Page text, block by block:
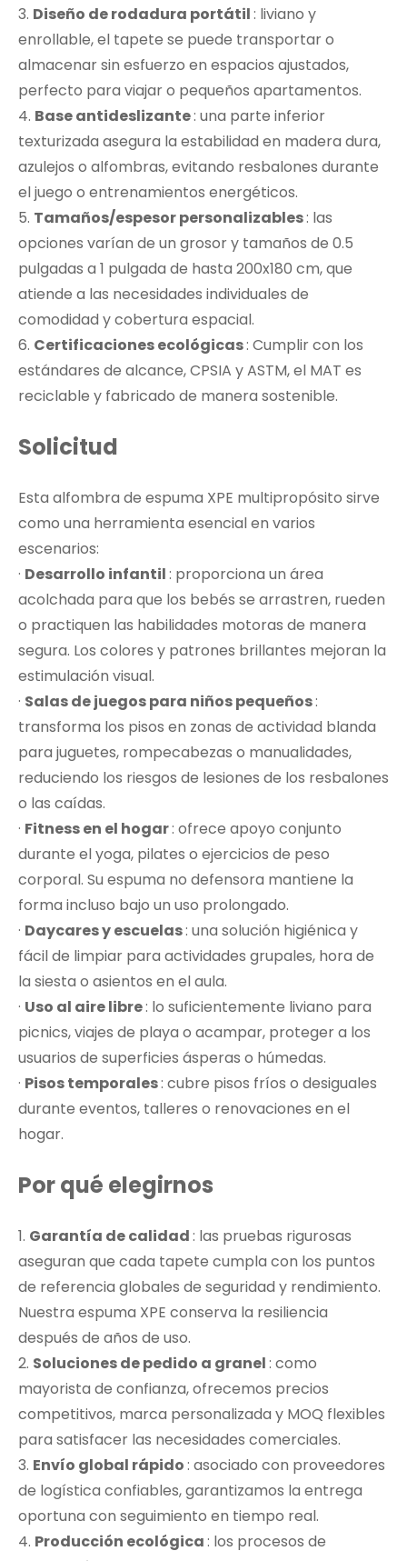
3. Diseño de rodadura portátil: liviano y
enrollable, el tapete se puede transportar o
almacenar sin esfuerzo en espacios ajustados,
perfecto para viajar o pequeños apartamentos.
4. Base antideslizante: una parte inferior
texturizada asegura la estabilidad en madera dura,
azulejos o alfombras, evitando resbalones durante
el juego o entrenamientos energéticos.
5. Tamaños/espesor personalizables: las
opciones varían de un grosor y tamaños de 0.5
pulgadas a 1 pulgada de hasta 200x180 cm, que
atiende a las necesidades individuales de
comodidad y cobertura espacial.
6. Certificaciones ecológicas: Cumplir con los
estándares de alcance, CPSIA y ASTM, el MAT es
reciclable y fabricado de manera sostenible.
Solicitud
Esta alfombra de espuma XPE multipropósito sirve
como una herramienta esencial en varios
escenarios:
· Desarrollo infantil: proporciona un área
acolchada para que los bebés se arrastren, rueden
o practiquen las habilidades motoras de manera
segura. Los colores y patrones brillantes mejoran la
estimulación visual.
· Salas de juegos para niños pequeños:
transforma los pisos en zonas de actividad blanda
para juguetes, rompecabezas o manualidades,
reduciendo los riesgos de lesiones de los resbalones
o las caídas.
· Fitness en el hogar: ofrece apoyo conjunto
durante el yoga, pilates o ejercicios de peso
corporal. Su espuma no defensora mantiene la
forma incluso bajo un uso prolongado.
· Daycares y escuelas: una solución higiénica y
fácil de limpiar para actividades grupales, hora de
la siesta o asientos en el aula.
· Uso al aire libre: lo suficientemente liviano para
picnics, viajes de playa o acampar, proteger a los
usuarios de superficies ásperas o húmedas.
· Pisos temporales: cubre pisos fríos o desiguales
durante eventos, talleres o renovaciones en el
hogar.
Por qué elegirnos
1. Garantía de calidad: las pruebas rigurosas
aseguran que cada tapete cumpla con los puntos
de referencia globales de seguridad y rendimiento.
Nuestra espuma XPE conserva la resiliencia
después de años de uso.
2. Soluciones de pedido a granel: como
mayorista de confianza, ofrecemos precios
competitivos, marca personalizada y MOQ flexibles
para satisfacer las necesidades comerciales.
3. Envío global rápido: asociado con proveedores
de logística confiables, garantizamos la entrega
oportuna con seguimiento en tiempo real.
4. Producción ecológica: los procesos de